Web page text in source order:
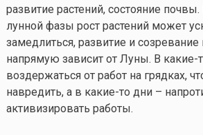
развитие растений, состояние
лунной фазы рост растений может
замедлиться, развитие и
напрямую зависит от Луны. В какие-
воздержаться от работ на грядках,
навредить, а в какие-то дни –
активизировать работы.